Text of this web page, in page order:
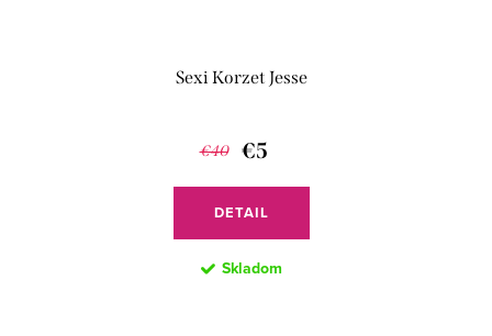
Sexi Korzet Jesse
€40 €5
DETAIL
Skladom